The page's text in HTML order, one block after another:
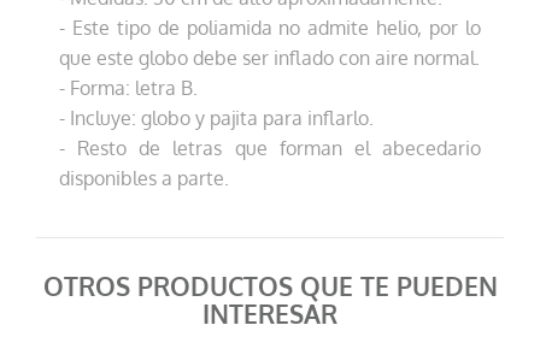
3,99 €
AÑADIR AL CARRITO
- Este tipo de poliamida no admite helio, por lo
que este globo debe ser inflado con aire normal.
- Forma: letra B.
- Incluye: globo y pajita para inflarlo.
- Resto de letras que forman el abecedario
disponibles a parte.
OTROS PRODUCTOS QUE TE PUEDEN
INTERESAR